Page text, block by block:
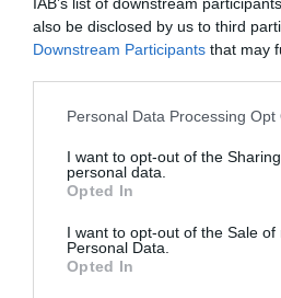
also be disclosed by us to third
Downstream Participants that may
Personal Data Processing Opt
I want to opt-out of the
personal data.
Opted In
I want to opt-out of the Sale of
Personal Data.
Opted In
Alors personnellement je
démocratie
Israel était une démocratie et
dictature militaro-religieuse